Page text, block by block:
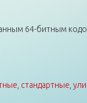
64-битным
стандартные